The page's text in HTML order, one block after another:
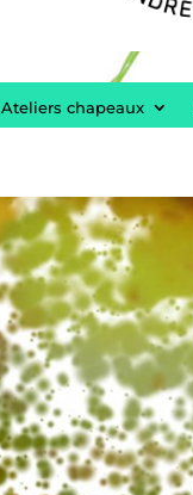
Ateliers chapeaux